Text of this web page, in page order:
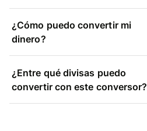
¿Cómo puedo convertir mi
dinero?
¿Entre qué divisas puedo
convertir con este conversor?